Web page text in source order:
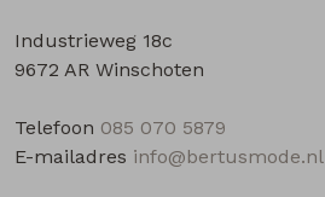
Industrieweg 18c
9672 AR Winschoten
Telefoon 085 070 5879
E-mailadres info@bertusmode.nl